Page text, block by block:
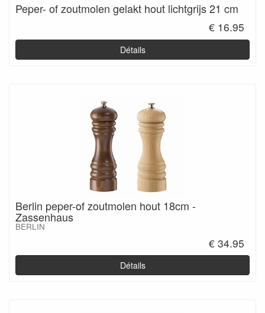
Peper- of zoutmolen gelakt hout lichtgrijs 21 cm
€ 16.95
Détails
Berlin peper-of zoutmolen hout 18cm -
Zassenhaus
BERLIN
€ 34.95
Détails